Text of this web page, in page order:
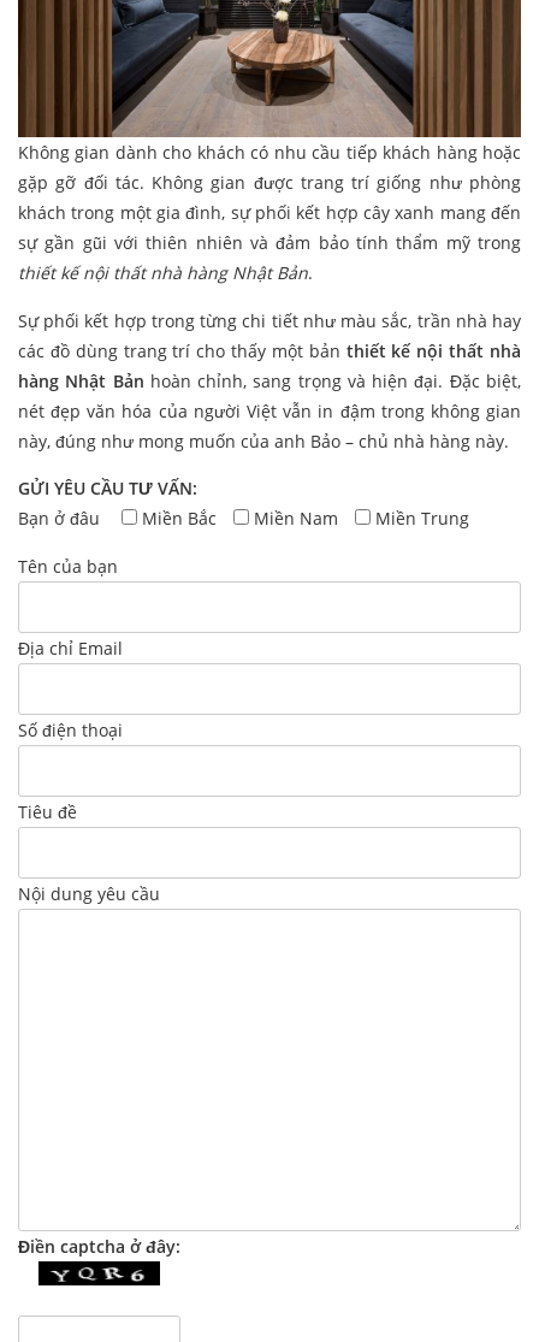
Không gian dành cho khách có nhu cầu tiếp khách hàng hoặc
gặp gỡ đối tác. Không gian được trang trí giống như phòng
khách trong một gia đình, sự phối kết hợp cây xanh mang đến
sự gần gũi với thiên nhiên và đảm bảo tính thẩm mỹ trong
thiết kế nội thất nhà hàng Nhật Bản.
Sự phối kết hợp trong từng chi tiết như màu sắc, trần nhà hay
các đồ dùng trang trí cho thấy một bản thiết kế nội thất nhà
hàng Nhật Bản hoàn chỉnh, sang trọng và hiện đại. Đặc biệt,
nét đẹp văn hóa của người Việt vẫn in đậm trong không gian
này, đúng như mong muốn của anh Bảo – chủ nhà hàng này.
GỬI YÊU CẦU TƯ VẤN:
Bạn ở đâu
Miền Bắc Miền Nam Miền Trung
Tên của bạn
Địa chỉ Email
Số điện thoại
Tiêu đề
Nội dung yêu cầu
Điền captcha ở đây: